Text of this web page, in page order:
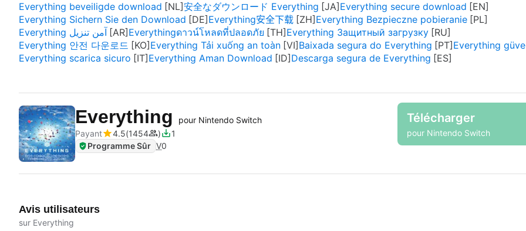
Everything beveiligde download
安全なダウンロード Everything
Everything secure download
Everything Sichern Sie den Download
Everything安全下载
Everything Bezpieczne pobieranie
Everything آمن تنزيل
Everythingดาวน์โหลดที่ปลอดภัย
Everything Защитный загрузку
Everything 안전 다운로드
Everything Tải xuống an toàn Baixada segura do Everything
Everything
Everything scarica sicuro
Everything Aman Download Descarga segura de Everything
Everything
pour Nintendo Switch
Payant
4.5 1454
1
Programme Sûr V0
Télécharger
pour Nintendo Switch
Avis utilisateurs
sur Everything